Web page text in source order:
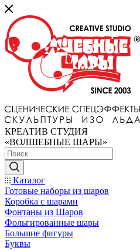
КРЕАТИВ СТУДИЯ
«ВОЛШЕБНЫЕ ШАРЫ»
Каталог
Готовые наборы из шаров
Коробка с шарами
Фонтаны из Шаров
Фольгированные шары
Большие фигуры
Буквы